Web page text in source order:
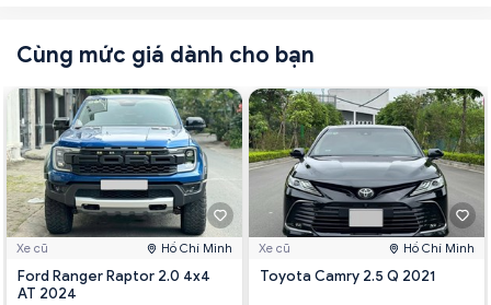
Cùng mức giá dành cho bạn
Xe cũ Hồ Chí Minh
Ford Ranger Raptor 2.0 4x4
AT 2024
Xe cũ Hồ Chí Minh
Toyota Camry 2.5 Q 2021